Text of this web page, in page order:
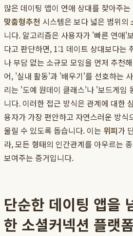
많은 데이팅 앱이 연애 상대를 찾아주
맞춤형추천 시스템은 보다 넓은 범위의
니다. 알고리즘은 사용자가 '빠른 연애'
다고 판단하면, 1:1 데이트 상대보다는
나 부담 없는 소규모 모임을 먼저 추천
어, '실내 활동'과 '배우기'를 선호하는
리는 '도예 원데이 클래스'나 '보드게임
니다. 이러한 접근 방식은 관계에 대한
용자가 가장 편안하고 자연스러운 방식
울릴 수 있도록 돕습니다. 이는 위피가
라, 모든 형태의 인간관계를 아우르는
보여주는 증거입니다.
단순한 데이팅 앱을
한 소셜커넥션 플랫